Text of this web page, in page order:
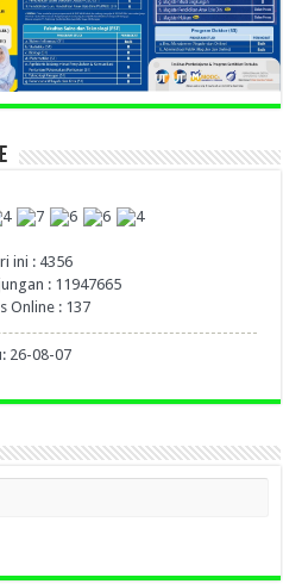
ini : 4356
: 11947665
Online : 137
26-08-07